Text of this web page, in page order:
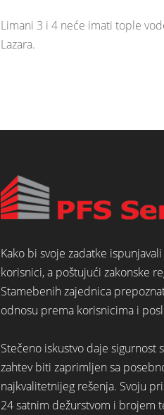
Limani 3 i 4 neće imati tople
Lazara.
Kako bi svoje zadatke
korisnici, a poštujući zakonske
Stamebenih zajednica
odnosu prema korisnicima i
Stečeno iskustvo daje sigurnost
zahtev biti zaprimljen sa
najkvalitetnijeg rešenja. Svoju
24 satnim dežurstvom i brojem